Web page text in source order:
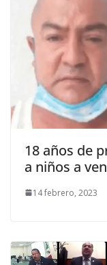
18 años de
a niños a
14 febrero, 2023